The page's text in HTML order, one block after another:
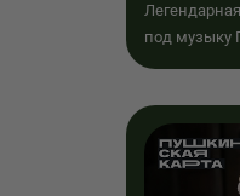
под музыку